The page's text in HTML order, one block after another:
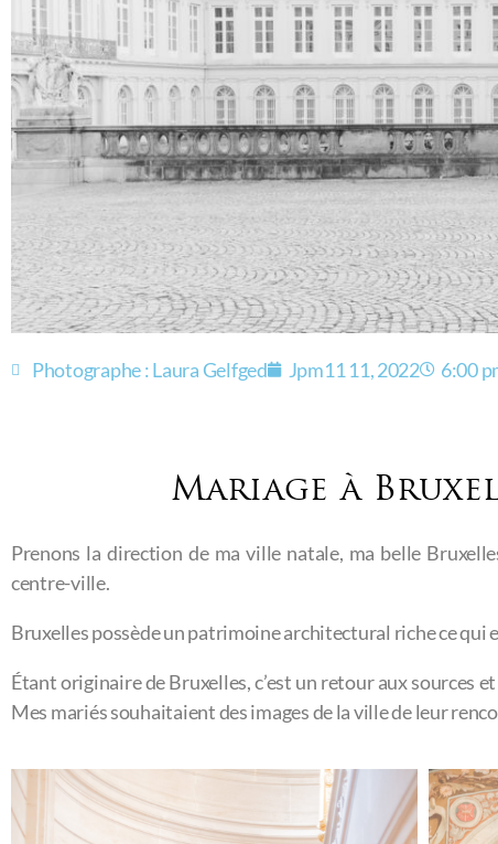
Photographe : Laura Gelfged Jpm11 11, 2022 6:00
Mariage à
Prenons la direction de ma ville natale, ma belle
centre-ville.
Bruxelles possède un patrimoine architectural riche ce qui
Étant originaire de Bruxelles, c’est un retour aux sources
Mes mariés souhaitaient des images de la ville de leur